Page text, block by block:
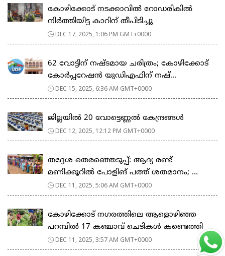
കോഴിക്കോട് നടക്കാവിൽ റോഡരികിൽ
നിര്‍ത്തിയിട്ട കാറിന് തീപിടിച്ചു
DEC 17, 2025, 1:06 PM GMT+0000
62 വോട്ടിന് നഷ്ടമായ ചരിത്രം; കോഴിക്കോട്
കോർപ്പറേഷൻ യുഡിഎഫിന് നഷ്...
DEC 15, 2025, 6:36 AM GMT+0000
ജില്ലയിൽ 20 വോട്ടെണ്ണൽ കേന്ദ്രങ്ങൾ
DEC 12, 2025, 12:12 PM GMT+0000
തദ്ദേശ തെരഞ്ഞെടുപ്പ്: ആദ്യ രണ്ട്
മണിക്കൂറില്‍ പോളിങ് പത്ത് ശതമാനം; ...
DEC 11, 2025, 5:06 AM GMT+0000
കോഴിക്കോട് നഗരത്തിലെ ആളൊഴിഞ്ഞ
പറമ്പിൽ 17 കഞ്ചാവ് ചെടികൾ കണ്ടെത്തി
DEC 11, 2025, 3:57 AM GMT+0000